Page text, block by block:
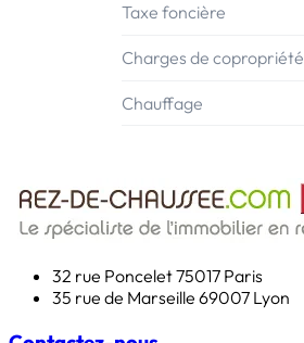
Taxe foncière
Charges de copropriété
Chauffage
32 rue Poncelet75017 Paris
35 rue de Marseille 69007 Lyon